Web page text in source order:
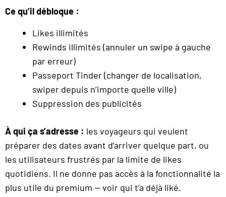
Ce qu’il débloque :
Likes illimités
Rewinds illimités (annuler un swipe à gauche
par erreur)
Passeport Tinder (changer de localisation,
swiper depuis n’importe quelle ville)
Suppression des publicités
À qui ça s’adresse : les voyageurs qui veulent
préparer des dates avant d’arriver quelque part, ou
les utilisateurs frustrés par la limite de likes
quotidiens. Il ne donne pas accès à la fonctionnalité la
plus utile du premium — voir qui t’a déjà liké.